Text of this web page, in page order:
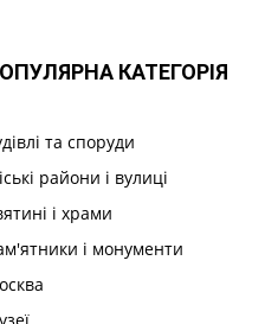
КАТЕГОРІЯ
та споруди
райони і вулиці
і храми
і монументи